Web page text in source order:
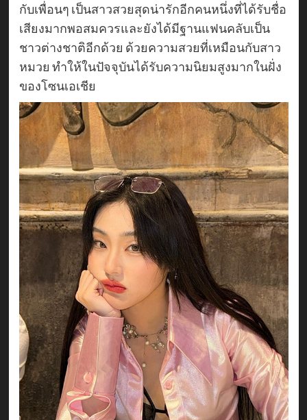
กับเพื่อนๆ เป็นสาวสวยสุดน่ารักอีกคนหนึ่งที่ได้รับชื่อ
เสียงมากพอสมควรและยังได้มีฐานแฟนคลับเป็น
ชาวต่างชาติอีกด้วย ด้วยความสวยที่เหมือนกับสาว
หมวย ทำให้ในปัจจุบันได้รับความนิยมสูงมากในฝั่ง
ของโซนเอเชีย